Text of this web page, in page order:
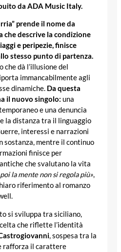
da ADA Music Italy.
prende il nome da
che descrive la condizione
e peripezie, finisce
stesso punto di partenza.
che dà l’illusione del
immancabilmente agli
dinamiche. Da questa
il nuovo singolo: una
e una denuncia
la distanza tra il linguaggio
interessi e narrazioni
sostanza, mentre il continuo
finisce per
che svalutano la vita
la mente non si regola più»,
riferimento al romanzo
si sviluppa tra siciliano,
che riflette l’identità
, sospesa tra la
rafforza il carattere